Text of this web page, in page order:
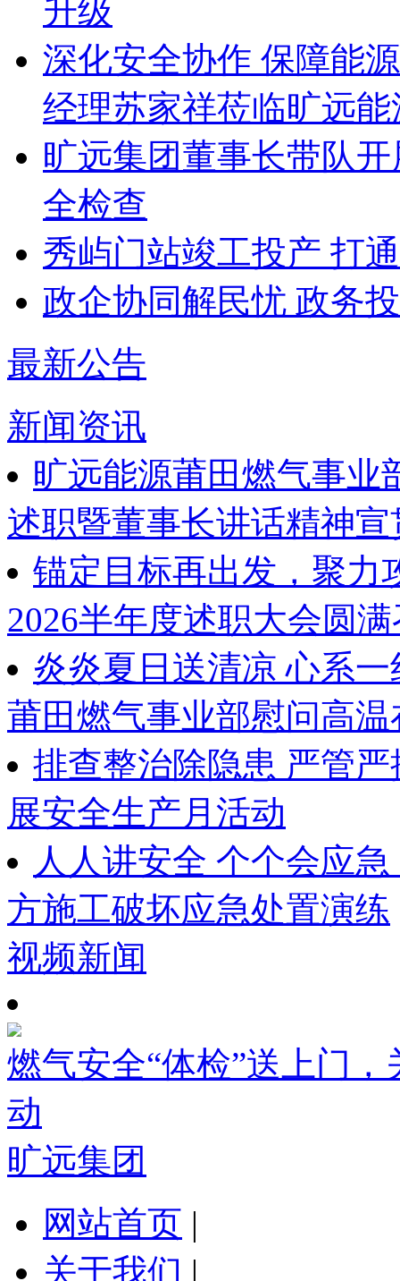
升级
深化安全协作 保障能
经理苏家祥莅临旷远
旷远集团董事长带队
全检查
秀屿门站竣工投产 打
政企协同解民忧 政务
最新公告
新闻资讯
旷远能源莆田燃气事业
述职暨董事长讲话精神
锚定目标再出发，聚力
2026半年度述职大会圆
炎炎夏日送清凉 心系
莆田燃气事业部慰问高
排查整治除隐患 严管
展安全生产月活动
人人讲安全 个个会应
方施工破坏应急处置演练
视频新闻
燃气安全“体检”送上门
动
旷远集团
网站首页 |
关于我们 |